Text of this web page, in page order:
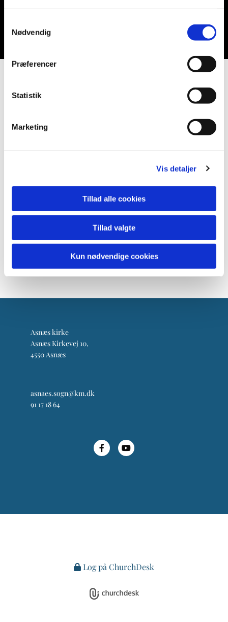
Nødvendig
Præferencer
Statistik
Marketing
Vis detaljer
Tillad alle cookies
Tillad valgte
Kun nødvendige cookies
Du vil måske også kunne lide...
Asnæs kirke
Asnæs Kirkevej 10,
4550 Asnæs
asnaes.sogn@km.dk
91 17 18 64
Log på ChurchDesk